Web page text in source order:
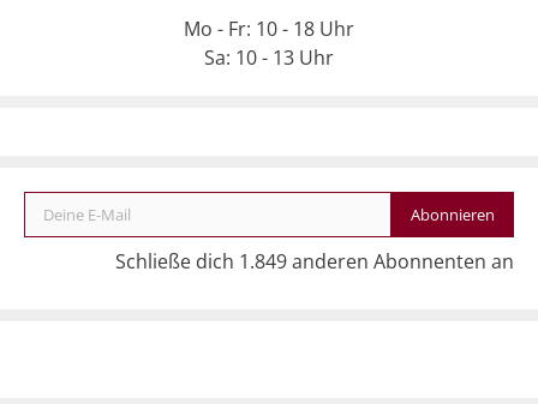
Mo - Fr: 10 - 18 Uhr
Sa: 10 - 13 Uhr
Deine E-Mail
Abonnieren
Schließe dich 1.849 anderen Abonnenten an